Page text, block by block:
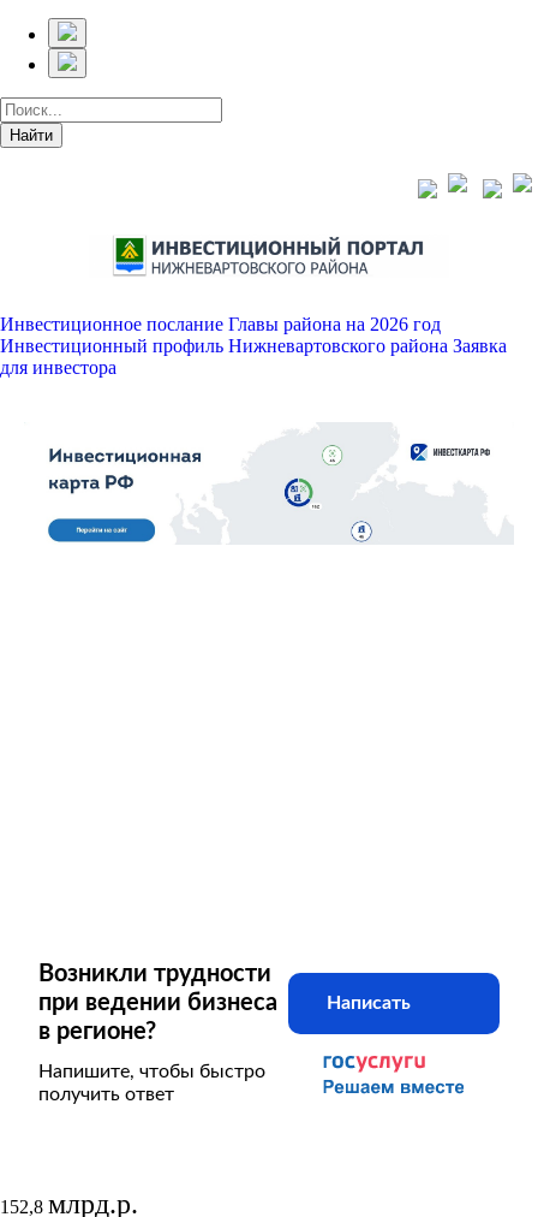
Инвестиционное послание Главы района на 2026 год
Инвестиционный профиль Нижневартовского района Заявка
для инвестора
Возникли трудности
при ведении бизнеса
в регионе?
Напишите, чтобы быстро
получить ответ
Написать
152,8 млрд.р.